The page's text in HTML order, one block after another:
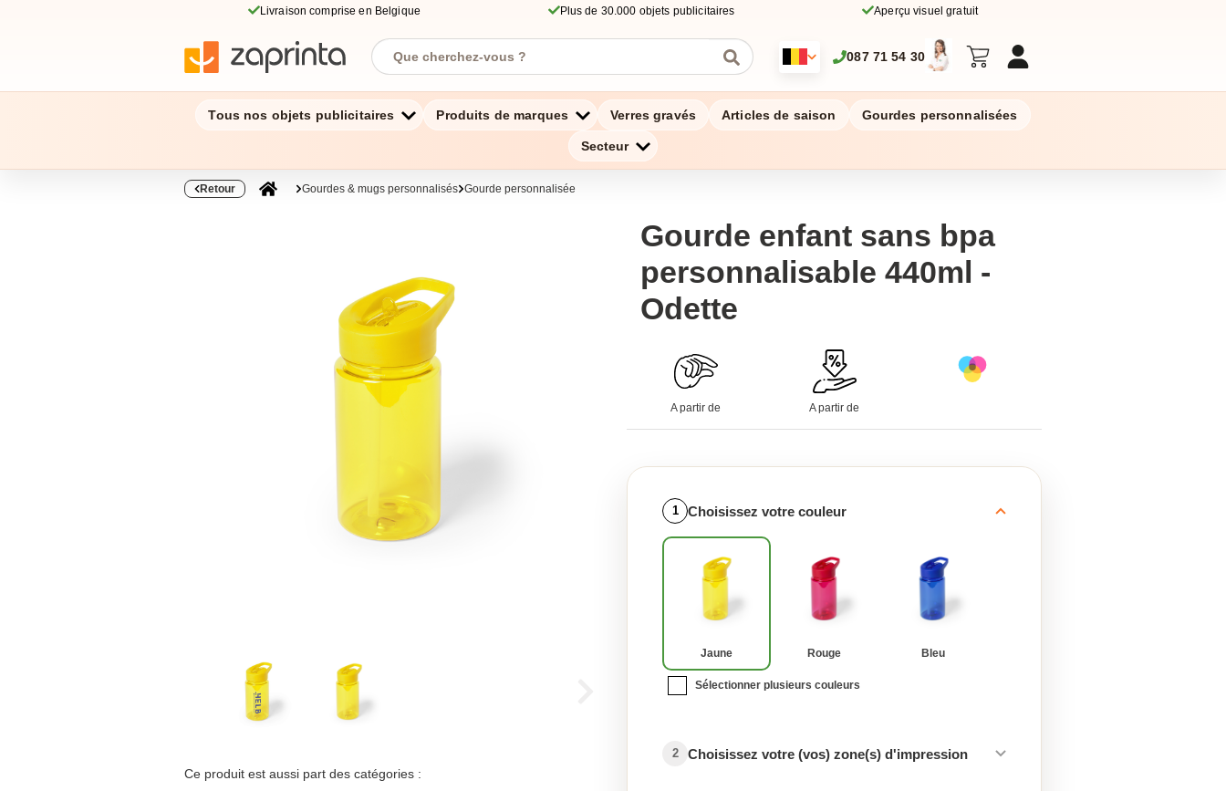
Livraison comprise en Belgique Plus de 30.000 objets publicitaires Aperçu visuel gratuit
087 71 54 30
Tous nos objets publicitaires Produits de marques Verres gravés Articles de saison Gourdes personnalisées
Secteur
Retour Gourdes & mugs personnalisés Gourde personnalisée
Ce produit est aussi part des catégories :
Gourde enfant sans bpa
personnalisable 440ml -
Odette
A partir de A partir de
1 Choisissez votre couleur
Jaune Rouge Bleu
Sélectionner plusieurs couleurs
2 Choisissez votre (vos) zone(s) d'impression